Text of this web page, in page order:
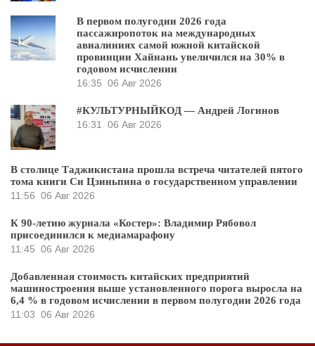
В первом полугодии 2026 года
пассажиропоток на международных
авиалиниях самой южной китайской
провинции Хайнань увеличился на 30% в
годовом исчислении
16:35 06 Авг 2026
#КУЛЬТУРНЫЙКОД — Андрей Логинов
16:31 06 Авг 2026
В столице Таджикистана прошла встреча читателей пятого
тома книги Си Цзиньпина о государственном управлении
11:56 06 Авг 2026
К 90-летию журнала «Костер»: Владимир Рябовол
присоединился к медиамарафону
11:45 06 Авг 2026
Добавленная стоимость китайских предприятий
машиностроения выше установленного порога выросла на
6,4 % в годовом исчислении в первом полугодии 2026 года
11:03 06 Авг 2026